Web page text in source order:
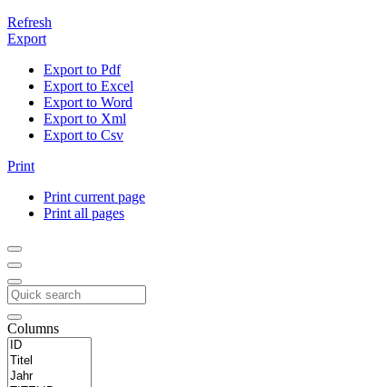
Refresh
Export
Export to Pdf
Export to Excel
Export to Word
Export to Xml
Export to Csv
Print
Print current page
Print all pages
Columns